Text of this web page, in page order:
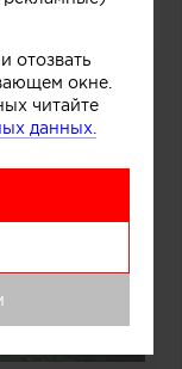
отозвать
окне.
читайте
данных.